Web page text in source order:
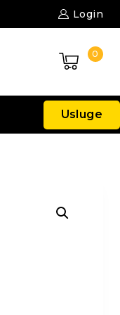
Login
0
Usluge